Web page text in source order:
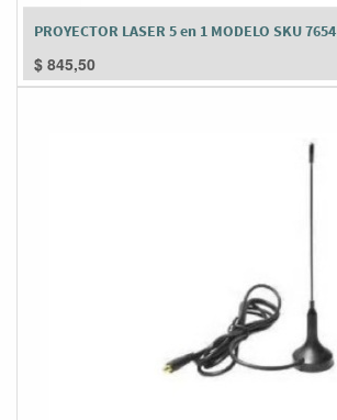
PROYECTOR LASER 5 en 1 MODELO SKU 7654
$ 845,50